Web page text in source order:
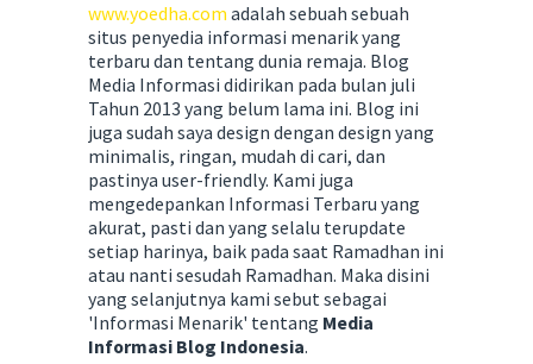
www.yoedha.com adalah sebuah sebuah
situs penyedia informasi menarik yang
terbaru dan tentang dunia remaja. Blog
Media Informasi didirikan pada bulan juli
Tahun 2013 yang belum lama ini. Blog ini
juga sudah saya design dengan design yang
minimalis, ringan, mudah di cari, dan
pastinya user-friendly. Kami juga
mengedepankan Informasi Terbaru yang
akurat, pasti dan yang selalu terupdate
setiap harinya, baik pada saat Ramadhan ini
atau nanti sesudah Ramadhan. Maka disini
yang selanjutnya kami sebut sebagai
'Informasi Menarik' tentang Media
Informasi Blog Indonesia.